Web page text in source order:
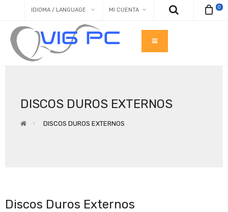
IDIOMA / LANGUAGE MI CUENTA 0
DISCOS DUROS EXTERNOS
DISCOS DUROS EXTERNOS
Discos Duros Externos